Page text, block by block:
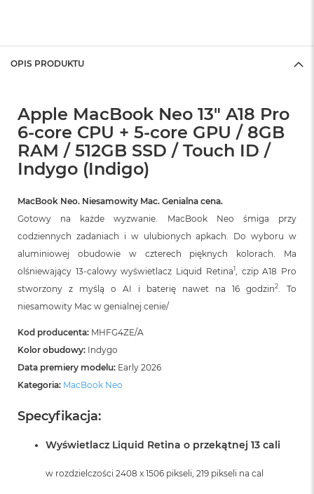
OPIS PRODUKTU
Apple MacBook Neo 13" A18 Pro
6-core CPU + 5-core GPU / 8GB
RAM / 512GB SSD / Touch ID /
Indygo (Indigo)
MacBook Neo. Niesamowity Mac. Genialna cena.
Gotowy na każde wyzwanie. MacBook Neo śmiga przy
codziennych zadaniach i w ulubionych apkach. Do wyboru w
aluminiowej obudowie w czterech pięknych kolorach. Ma
olśniewający 13‑calowy wyświetlacz Liquid Retina1, czip A18 Pro
stworzony z myślą o AI i baterię nawet na 16 godzin2
. To
niesamowity Mac w genialnej cenie/
Kod producenta: MHFG4ZE/A
Kolor obudowy: Indygo
Data premiery modelu: Early 2026
Kategoria: MacBook Neo
Specyfikacja:
Wyświetlacz Liquid Retina o przekątnej 13 cali
w rozdzielczości 2408 x 1506 pikseli, 219 pikseli na cal